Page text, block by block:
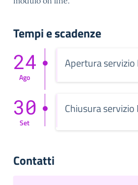
Tempi e scadenze
24
Ago
Apertura servizio
30
Set
Chiusura servizio
Contatti